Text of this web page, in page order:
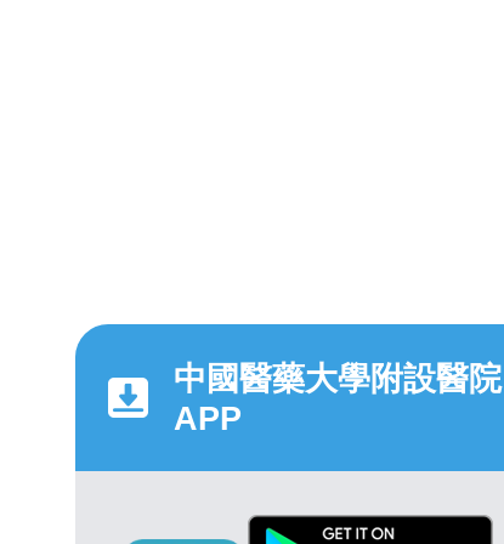
中國醫藥大學附設醫院
APP